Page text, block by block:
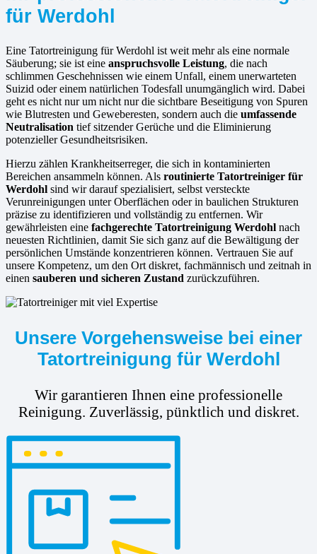
für Werdohl
Eine Tatortreinigung für Werdohl ist weit mehr als eine normale
Säuberung; sie ist eine anspruchsvolle Leistung, die nach
schlimmen Geschehnissen wie einem Unfall, einem unerwarteten
Suizid oder einem natürlichen Todesfall unumgänglich wird. Dabei
geht es nicht nur um nicht nur die sichtbare Beseitigung von Spuren
wie Blutresten und Geweberesten, sondern auch die umfassende
Neutralisation tief sitzender Gerüche und die Eliminierung
potenzieller Gesundheitsrisiken.
Hierzu zählen Krankheitserreger, die sich in kontaminierten
Bereichen ansammeln können. Als routinierte Tatortreiniger für
Werdohl sind wir darauf spezialisiert, selbst versteckte
Verunreinigungen unter Oberflächen oder in baulichen Strukturen
präzise zu identifizieren und vollständig zu entfernen. Wir
gewährleisten eine fachgerechte Tatortreinigung Werdohl nach
neuesten Richtlinien, damit Sie sich ganz auf die Bewältigung der
persönlichen Umstände konzentrieren können. Vertrauen Sie auf
unsere Kompetenz, um den Ort diskret, fachmännisch und zeitnah in
einen sauberen und sicheren Zustand zurückzuführen.
Unsere Vorgehensweise bei einer
Tatortreinigung für Werdohl
Wir garantieren Ihnen eine professionelle
Reinigung. Zuverlässig, pünktlich und diskret.